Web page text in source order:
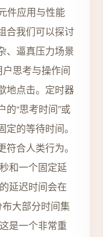
件应用与性能
合我们可以探讨
、逼真压力场景
思考与操作间
地点击。定时器
“思考时间”或
的等待时间。
合人类行为。
和一个固定延
延迟时间会在
大部分时间集
是一个非常重